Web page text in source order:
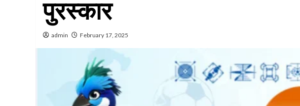
पुरस्‍कार
admin February 17, 2025